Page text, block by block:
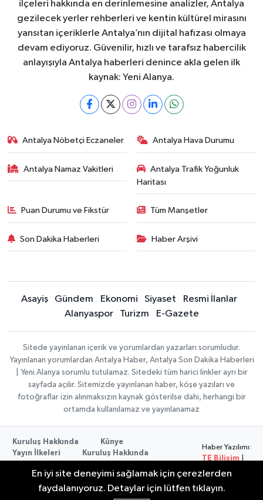
ilçeleri hakkında en derinlemesine analizler, Antalya
gezilecek yerler rehberleri ve kentin kültürel mirasını
yansıtan içeriklerle Antalya’nın dijital hafızası olmaya
devam ediyoruz. Güvenilir, hızlı ve tarafsız habercilik
anlayışıyla Antalya haberleri denince akla gelen ilk
kaynak: Yeni Alanya.
Antalya Nöbetçi Eczaneler Antalya Hava Durumu
Antalya Namaz Vakitleri
Antalya Trafik Yoğunluk
Haritası
Puan Durumu ve Fikstür Tüm Manşetler
Son Dakika Haberleri Haber Arşivi
Asayiş Gündem Ekonomi Siyaset
Resmi İlanlar
Alanyaspor
Turizm E-Gazete
Sitede yayınlanan içerik ve yorumlardan yazarları sorumludur.
Yayınlanan yorumlardan Antalya Haber, Antalya Son Dakika Haberleri
| Yeni Alanya sorumlu tutulamaz. Sitedeki tüm harici linkler ayrı bir
sayfada açılır. Sitemizde yayınlanan haber, köşe yazıları ve
fotoğraflar izin alınmaksızın kaynak gösterilse dahi, herhangi bir
ortamda kullanılamaz ve yayınlanamaz
Kuruluş Hakkında
Künye
Yayın İlkeleri
Kuruluş Hakkında
Kullanım Şartları
Haber Yazılımı:
TE Bilişim
Copyright ©
En iyi site deneyimi sağlamak için çerezlerden
faydalanıyoruz. Detaylar için lütfen tıklayın.